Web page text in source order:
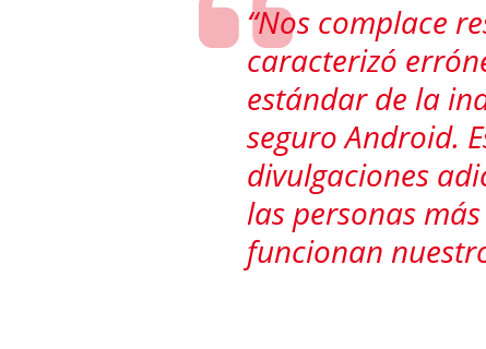
“Nos complace
caracterizó
estándar de la
seguro Android.
divulgaciones
las personas
funcionan